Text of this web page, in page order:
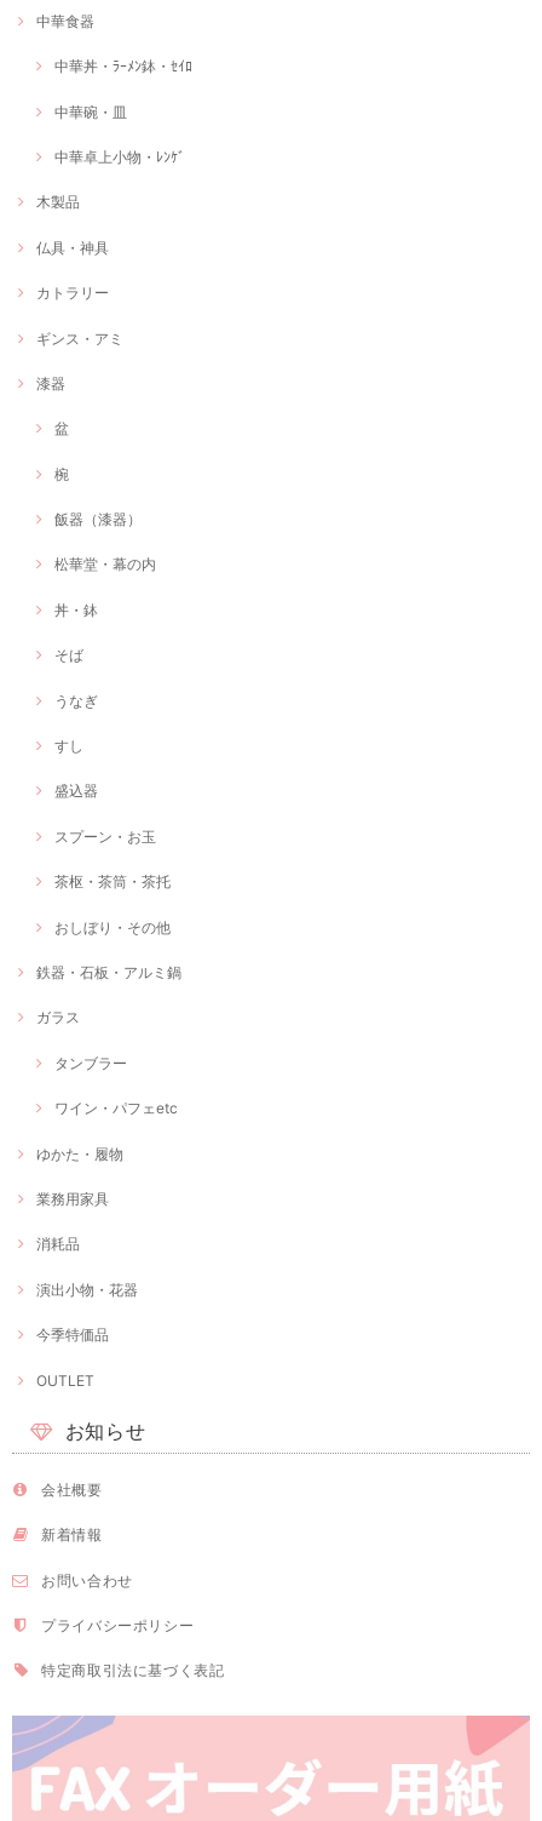
中華食器
中華丼・ﾗｰﾒﾝ鉢・ｾｲﾛ
中華碗・皿
中華卓上小物・ﾚﾝｹﾞ
木製品
仏具・神具
カトラリー
ギンス・アミ
漆器
盆
椀
飯器（漆器）
松華堂・幕の内
丼・鉢
そば
うなぎ
すし
盛込器
スプーン・お玉
茶枢・茶筒・茶托
おしぼり・その他
鉄器・石板・アルミ鍋
ガラス
タンブラー
ワイン・パフェetc
ゆかた・履物
業務用家具
消耗品
演出小物・花器
今季特価品
OUTLET
お知らせ
会社概要
新着情報
お問い合わせ
プライバシーポリシー
特定商取引法に基づく表記